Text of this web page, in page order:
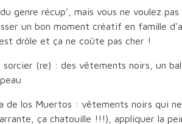
genre récup’, mais vous ne voulez
un bon moment créatif en famille
drôle et ça ne coûte pas cher !
sorcier (re) : des vêtements noirs, un
de los Muertos : vêtements noirs qui
ça chatouille !!!), appliquer la